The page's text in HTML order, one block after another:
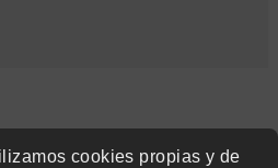
cookies propias y de